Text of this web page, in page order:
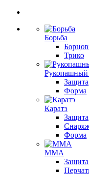
Борьба
Трико
Рукопашный
Защита
Форма
Каратэ
Защита
Форма
ММА
Защита